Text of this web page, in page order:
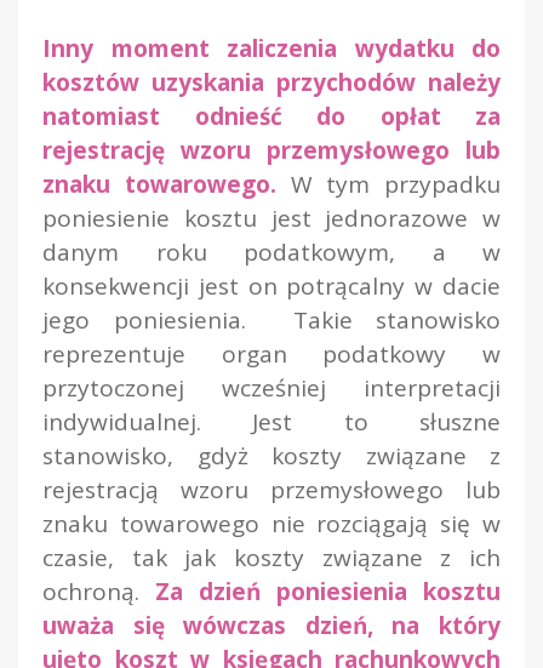
Inny moment zaliczenia wydatku do
kosztów uzyskania przychodów należy
natomiast odnieść do opłat za
rejestrację wzoru przemysłowego lub
znaku towarowego. W tym przypadku
poniesienie kosztu jest jednorazowe w
danym roku podatkowym, a w
konsekwencji jest on potrącalny w dacie
jego poniesienia. Takie stanowisko
reprezentuje organ podatkowy w
przytoczonej wcześniej interpretacji
indywidualnej. Jest to słuszne
stanowisko, gdyż koszty związane z
rejestracją wzoru przemysłowego lub
znaku towarowego nie rozciągają się w
czasie, tak jak koszty związane z ich
ochroną. Za dzień poniesienia kosztu
uważa się wówczas dzień, na który
ujęto koszt w księgach rachunkowych